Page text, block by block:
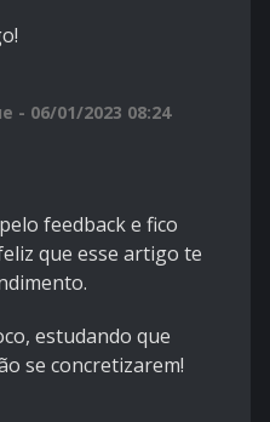
- 06/01/2023 08:24
feedback e fico
que esse artigo te
estudando que
se concretizarem!